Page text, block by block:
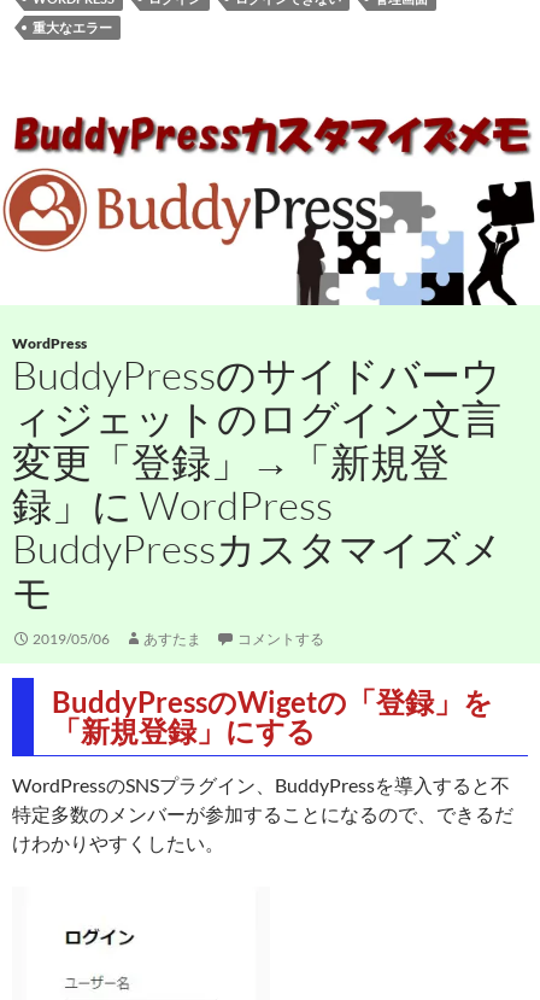
重大なエラー
WordPress
BuddyPressのサイドバーウ
ィジェットのログイン文言
変更「登録」→「新規登
録」に WordPress
BuddyPressカスタマイズメ
モ
2019/05/06 あすたま コメントする
BuddyPressのWigetの「登録」を
「新規登録」にする
WordPressのSNSプラグイン、BuddyPressを導入すると不
特定多数のメンバーが参加することになるので、できるだ
けわかりやすくしたい。